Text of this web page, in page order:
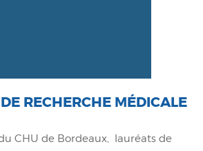
RECHERCHE MÉDICALE
CHU de Bordeaux, lauréats de